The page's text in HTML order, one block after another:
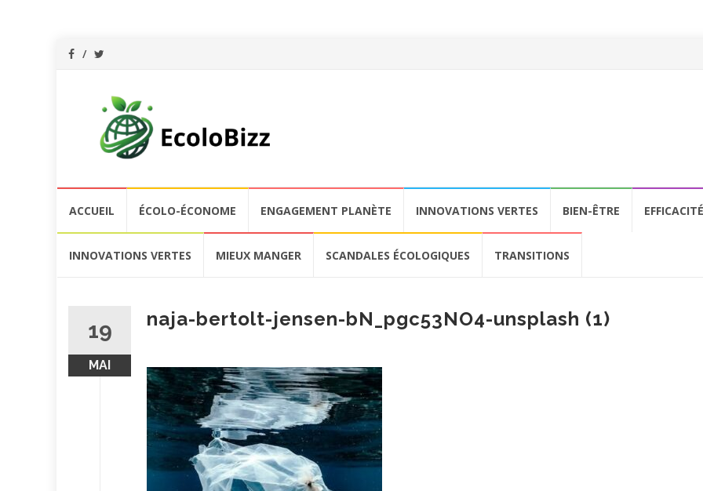
contenu
ACCUEIL ÉCOLO-ÉCONOME ENGAGEMENT PLANÈTE INNOVATIONS VERTES BIEN-ÊTRE
INNOVATIONS VERTES MIEUX MANGER SCANDALES ÉCOLOGIQUES TRANSITIONS
19
MAI
naja-bertolt-jensen-bN_pgc53NO4-unsplash (1)